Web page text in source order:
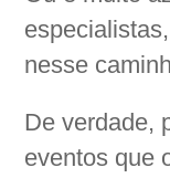
nesse
De verdade,
eventos que